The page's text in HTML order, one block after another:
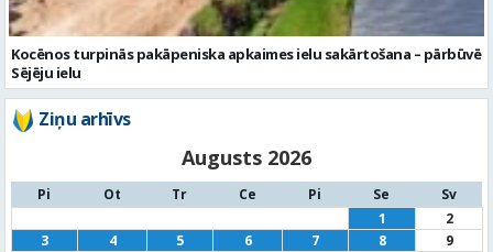
Kocēnos turpinās pakāpeniska apkaimes ielu sakārtošana – pārbūvē
Sējēju ielu
Ziņu arhīvs
Augusts 2026
Pi Ot Tr Ce Pi Se
Sv
1
2
3
4 5 6 7 8
9